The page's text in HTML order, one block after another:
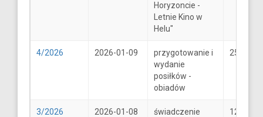
Horyzoncie -
Letnie Kino w
Helu"
4/2026 2026-01-09
przygotowanie i
wydanie
posiłków -
obiadów
25
3/2026 2026-01-08
świadczenie
1250